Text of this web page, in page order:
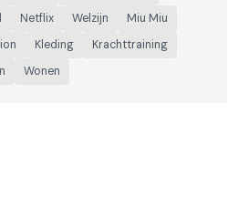
Netflix Welzijn
Miu Miu
Kleding
Krachttraining
Wonen